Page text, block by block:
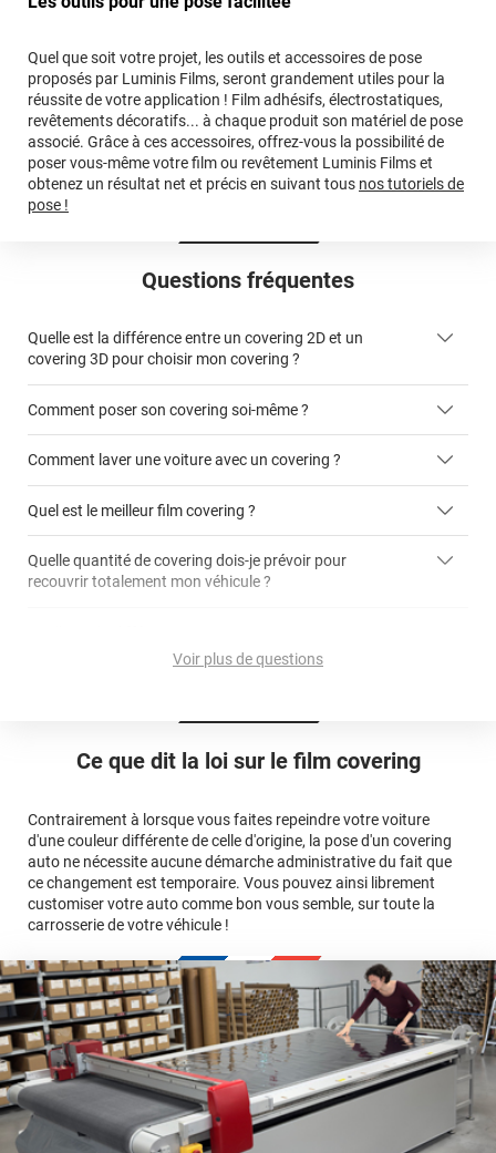
Ce que dit la loi sur le film covering
Contrairement à lorsque vous faites repeindre votre voiture
d'une couleur différente de celle d'origine, la pose d'un covering
auto ne nécessite aucune démarche administrative du fait que
ce changement est temporaire. Vous pouvez ainsi librement
customiser votre auto comme bon vous semble, sur toute la
carrosserie de votre véhicule !
Questions fréquentes
Quelle est la différence entre un covering 2D et un
covering 3D pour choisir mon covering ?
covering 2D
Comment poser son covering soi-même ?
Comment laver une voiture avec un covering ?
Quel est le meilleur film covering ?
covering 2D
Quelle quantité de covering dois-je prévoir pour
recouvrir totalement mon véhicule ?
avant jusqu'au bas du parechoc arrière, en passant par le
Multipliez ce résultat par 3.
conseillers
commerciaux
pose
Le covering protège la peinture d'origine, pour la garder en
Le covering peut s'enlever à tout moment
Le covering revient moins cher
covering 3D
calculateur
Voir plus de questions
Quel que soit votre projet, les outils et accessoires de pose
proposés par Luminis Films, seront grandement utiles pour la
réussite de votre application ! Film adhésifs, électrostatiques,
revêtements décoratifs... à chaque produit son matériel de pose
associé. Grâce à ces accessoires, offrez-vous la possibilité de
poser vous-même votre film ou revêtement Luminis Films et
obtenez un résultat net et précis en suivant tous nos tutoriels de
pose !